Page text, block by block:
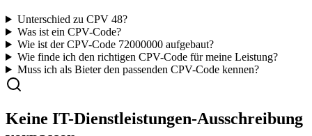
Unterschied zu CPV 48?
Was ist ein CPV-Code?
Wie ist der CPV-Code 72000000aufgebaut?
Wie finde ich den richtigen CPV-Code für meine Leistung?
Muss ich als Bieter den passenden CPV-Code kennen?
Keine IT-Dienstleistungen-Ausschreibung